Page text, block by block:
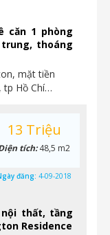
căn 1 phòng
thoáng
mặt tiền
tp Hồ Chí…
nội thất, tầng
Residence
13 Triệu
tích:48,5 m2
đăng: 4-09-2018